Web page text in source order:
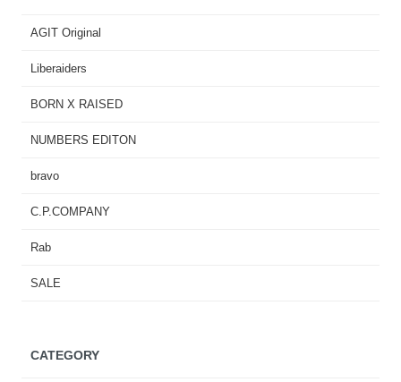
AGIT Original
Liberaiders
BORN X RAISED
NUMBERS EDITON
bravo
C.P.COMPANY
Rab
SALE
CATEGORY